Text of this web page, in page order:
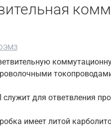
для ответвления
имеет литой